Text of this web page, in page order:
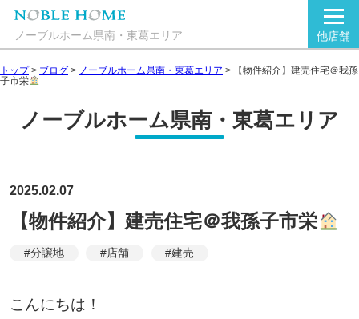
ノーブルホーム県南・東葛エリア 他店舗
トップ> ブログ > ノーブルホーム県南・東葛エリア >
【物件紹介】建売住宅＠我孫
子市栄
ノーブルホーム県南・東葛エリア
2025.02.07
【物件紹介】建売住宅＠我孫子市栄
#分譲地 #店舗 #建売
こんにちは！